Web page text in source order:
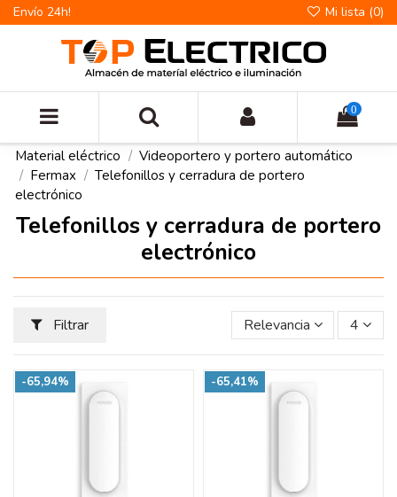
Envío 24h! Mi lista (0)
0
Material eléctrico
Videoportero y portero automático
Fermax
Telefonillos y cerradura de portero
electrónico
Telefonillos y cerradura de portero
electrónico
Filtrar Relevancia 4
-65,94% -65,41%